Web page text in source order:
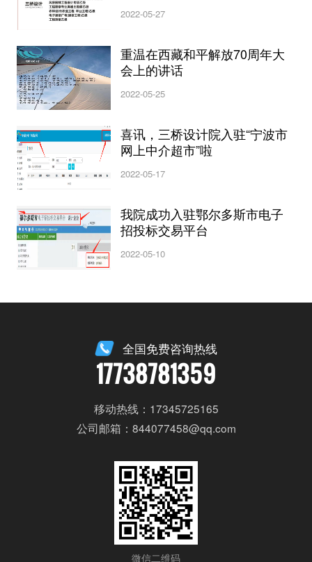
2022-05-27
重温在西藏和平解放70周年大
会上的讲话
2022-05-25
喜讯，三桥设计院入驻“宁波市
网上中介超市”啦
2022-05-17
我院成功入驻鄂尔多斯市电子
招投标交易平台
2022-05-10
全国免费咨询热线
17738781359
移动热线：17345725165
公司邮箱：844077458@qq.com
微信二维码